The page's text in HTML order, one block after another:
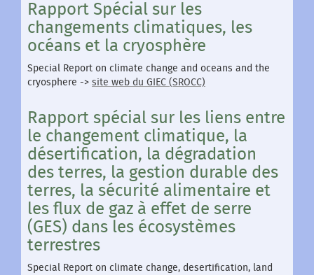
Rapport Spécial sur les
changements climatiques, les
océans et la cryosphère
Special Report on climate change and oceans and the
cryosphere -> site web du GIEC (SROCC)
Rapport spécial sur les liens entre
le changement climatique, la
désertification, la dégradation
des terres, la gestion durable des
terres, la sécurité alimentaire et
les flux de gaz à effet de serre
(GES) dans les écosystèmes
terrestres
Special Report on climate change, desertification, land